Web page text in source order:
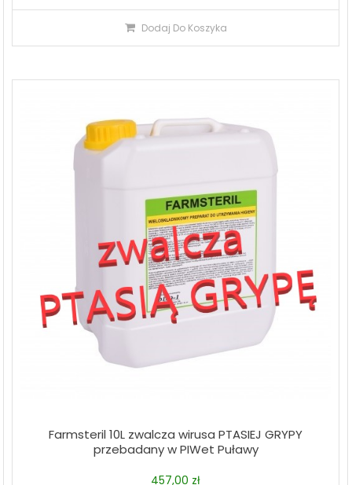
Dodaj Do Koszyka
Farmsteril 10L zwalcza wirusa PTASIEJ GRYPY
przebadany w PIWet Puławy
457,00 zł